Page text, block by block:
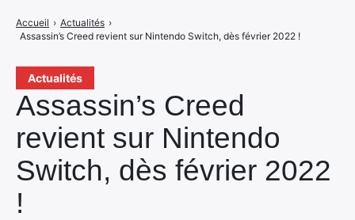
Actualités
Assassin’s Creed
revient sur Nintendo
Switch, dès février 2022
!
Accueil › Actualités ›
Assassin’s Creed revient sur Nintendo Switch, dès février 2022 !